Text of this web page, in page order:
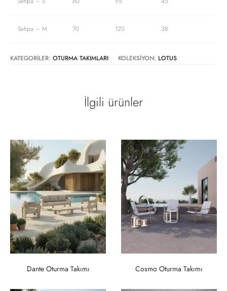
Sehpa – M 70 120 38
KATEGORILER: OTURMA TAKIMLARI KOLEKSIYON: LOTUS
İlgili ürünler
Dante Oturma Takımı Cosmo Oturma Takımı